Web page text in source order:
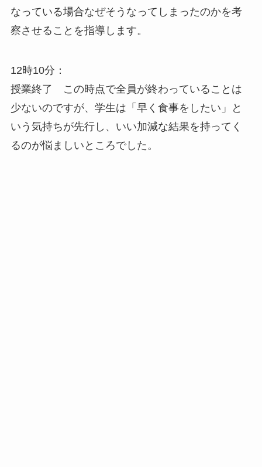
なっている場合なぜそうなってしまったのかを考
察させることを指導します。
12時10分：
授業終了 この時点で全員が終わっていることは
少ないのですが、学生は「早く食事をしたい」と
いう気持ちが先行し、いい加減な結果を持ってく
るのが悩ましいところでした。